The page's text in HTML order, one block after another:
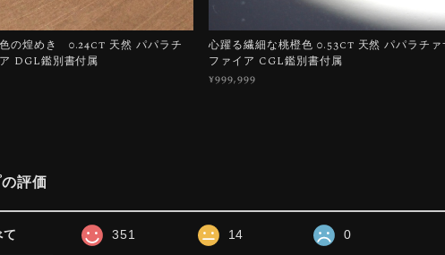
の煌めき 0.24ct 天然 パパラチ
DGL鑑別書付属
心躍る繊細な桃橙色 0.53ct 天然 パパラチァ
ファイア CGL鑑別書付属
¥999,999
評価
て 351 14 0